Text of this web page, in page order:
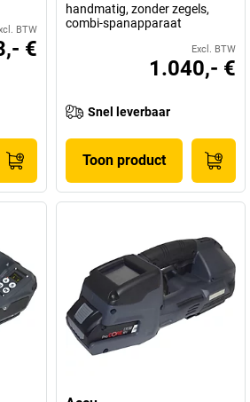
BTW
€
handmatig, zonder zegels,
combi-spanapparaat
Excl. BTW
1.040,- €
Snel leverbaar
Toon product